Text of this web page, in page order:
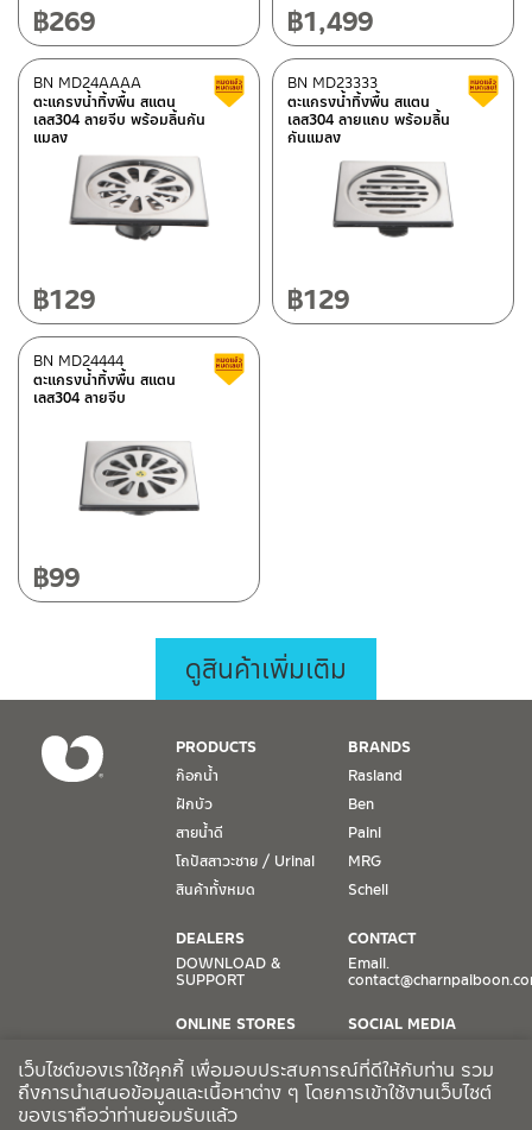
฿269 ฿1,499
ตะแกรงน้ำทิ้งพื้น สแตน
เลส304 ลายจีบ พร้อมลิ้นกัน
แมลง
BN MD24AAAA สินค้าลดราคา เคลียร์สต็อก
฿129
ตะแกรงน้ำทิ้งพื้น สแตน
เลส304 ลายแถบ พร้อมลิ้น
กันแมลง
BN MD23333
฿129
ตะแกรงน้ำทิ้งพื้น สแตน
เลส304 ลายจีบ
BN MD24444
฿99
ดูสินค้าเพิ่มเติม
PRODUCTS
ก๊อกน้ำ
ฝักบัว
สายน้ำดี
โถปัสสาวะชาย / Urinal
สินค้าทั้งหมด
BRANDS
Rasland
Ben
Paini
MRG
Schell
DEALERS
DOWNLOAD &
SUPPORT
ONLINE STORES
Shopee
CONTACT
Email.
SOCIAL MEDIA
Facebook
เว็บไซต์ของเราใช้คุกกี้ เพื่อมอบประสบการณ์ที่ดีให้กับท่าน รวม
ถึงการนำเสนอข้อมูลและเนื้อหาต่าง ๆ โดยการเข้าใช้งานเว็บไซต์
ของเราถือว่าท่านยอมรับแล้ว